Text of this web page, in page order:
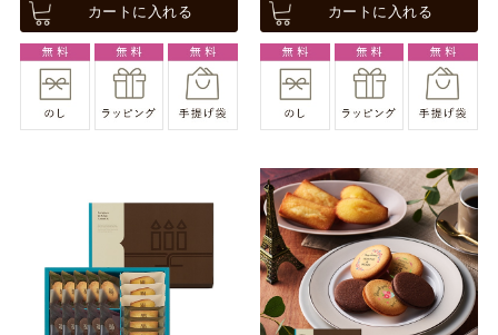
カートに入れる カートに入れる